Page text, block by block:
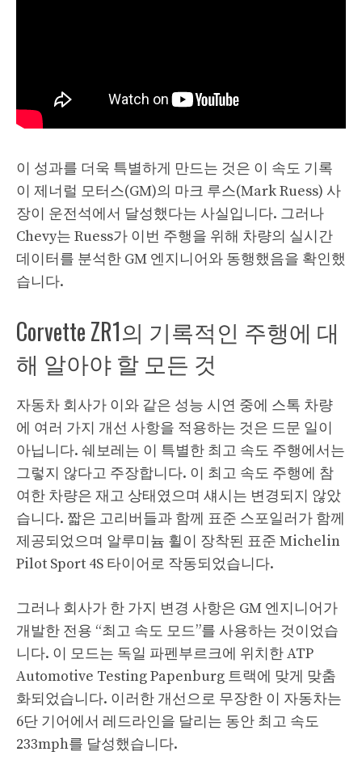
이 성과를 더욱 특별하게 만드는 것은 이 속도 기록
이 제너럴 모터스(GM)의 마크 루스(Mark Ruess) 사
장이 운전석에서 달성했다는 사실입니다. 그러나
Chevy는 Ruess가 이번 주행을 위해 차량의 실시간
데이터를 분석한 GM 엔지니어와 동행했음을 확인했
습니다.
Corvette ZR1의 기록적인 주행에 대
해 알아야 할 모든 것
자동차 회사가 이와 같은 성능 시연 중에 스톡 차량
에 여러 가지 개선 사항을 적용하는 것은 드문 일이
아닙니다. 쉐보레는 이 특별한 최고 속도 주행에서는
그렇지 않다고 주장합니다. 이 최고 속도 주행에 참
여한 차량은 재고 상태였으며 섀시는 변경되지 않았
습니다. 짧은 고리버들과 함께 표준 스포일러가 함께
제공되었으며 알루미늄 휠이 장착된 표준 Michelin
Pilot Sport 4S 타이어로 작동되었습니다.
그러나 회사가 한 가지 변경 사항은 GM 엔지니어가
개발한 전용 “최고 속도 모드”를 사용하는 것이었습
니다. 이 모드는 독일 파펜부르크에 위치한 ATP
Automotive Testing Papenburg 트랙에 맞게 맞춤
화되었습니다. 이러한 개선으로 무장한 이 자동차는
6단 기어에서 레드라인을 달리는 동안 최고 속도
233mph를 달성했습니다.